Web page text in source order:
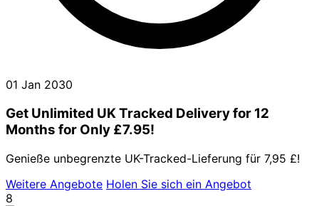
01 Jan 2030
Get Unlimited UK Tracked Delivery for 12
Months for Only £7.95!
Genieße unbegrenzte UK-Tracked-Lieferung für 7,95 £!
Weitere Angebote Holen Sie sich ein Angebot
8